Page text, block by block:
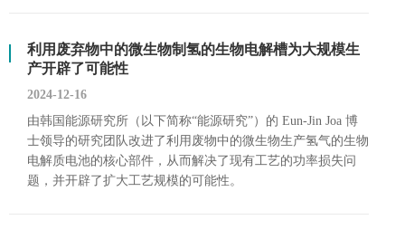
利用废弃物中的微生物制氢的生物电解槽为大规模生
产开辟了可能性
2024-12-16
由韩国能源研究所（以下简称“能源研究”）的 Eun-Jin Joa 博
士领导的研究团队改进了利用废物中的微生物生产氢气的生物
电解质电池的核心部件，从而解决了现有工艺的功率损失问
题，并开辟了扩大工艺规模的可能性。